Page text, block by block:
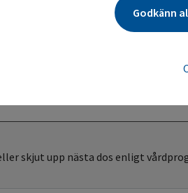
skjut upp nästa dos enligt
Godkänn